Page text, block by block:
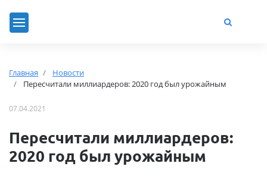
Главная
Новости
Пересчитали миллиардеров: 2020 год был урожайным
07.04.2021
Пересчитали миллиардеров:
2020 год был урожайным